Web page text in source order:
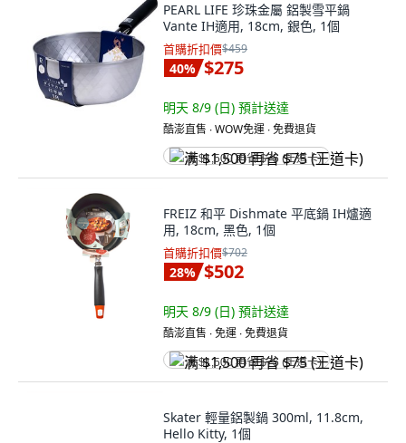
PEARL LIFE 珍珠金屬 鋁製雪平鍋
Vante IH適用, 18cm, 銀色, 1個
首購折扣價$459
40% $275
明天 8/9 (日) 預計送達
酷澎直售 ∙ WOW免運 ∙ 免費退貨
满 $1,500 再省 $75 (王道卡)
FREIZ 和平 Dishmate 平底鍋 IH爐適
用, 18cm, 黑色, 1個
首購折扣價$702
28% $502
明天 8/9 (日) 預計送達
酷澎直售 ∙ 免運 ∙ 免費退貨
满 $1,500 再省 $75 (王道卡)
Skater 輕量鋁製鍋 300ml, 11.8cm,
Hello Kitty, 1個